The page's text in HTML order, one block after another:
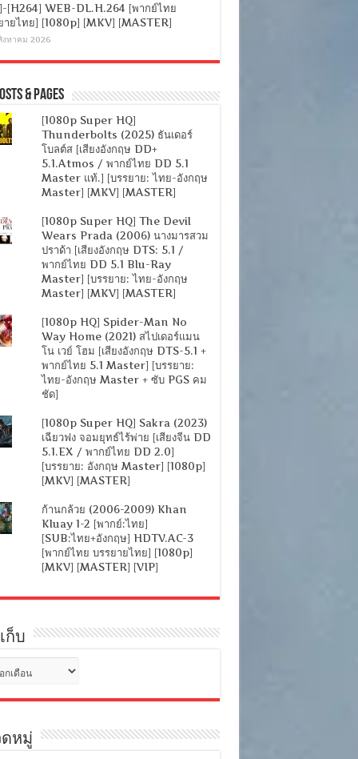
[H264] WEB-DL.H.264 [พากย์ไทย
ายไทย] [1080p] [MKV] [MASTER]
งหาคม 2026
& Pages
[1080p Super HQ]
Thunderbolts (2025) ธันเดอร์
โบลต์ส [เสียงอังกฤษ DD+
5.1.Atmos / พากย์ไทย DD 5.1
Master แท้.] [บรรยาย: ไทย-อังกฤษ
Master] [MKV] [MASTER]
[1080p Super HQ] The Devil
Wears Prada (2006) นางมารสวม
ปราด้า [เสียงอังกฤษ DTS: 5.1 /
พากย์ไทย DD 5.1 Blu-Ray
Master] [บรรยาย: ไทย-อังกฤษ
Master] [MKV] [MASTER]
[1080p HQ] Spider-Man No
Way Home (2021) สไปเดอร์แมน
โน เวย์ โฮม [เสียงอังกฤษ DTS-5.1 +
พากย์ไทย 5.1 Master] [บรรยาย:
ไทย-อังกฤษ Master + ซับ PGS คม
ชัด]
[1080p Super HQ] Sakra (2023)
เฉียวฟง จอมยุทธ์ไร้พ่าย [เสียงจีน DD
5.1.EX / พากย์ไทย DD 2.0]
[บรรยาย: อังกฤษ Master] [1080p]
[MKV] [MASTER]
ก้านกล้วย (2006-2009) Khan
Kluay 1-2 [พากย์:ไทย]
[SUB:ไทย+อังกฤษ] HDTV.AC-3
[พากย์ไทย บรรยายไทย] [1080p]
[MKV] [MASTER] [VIP]
ก็บ
หมู่